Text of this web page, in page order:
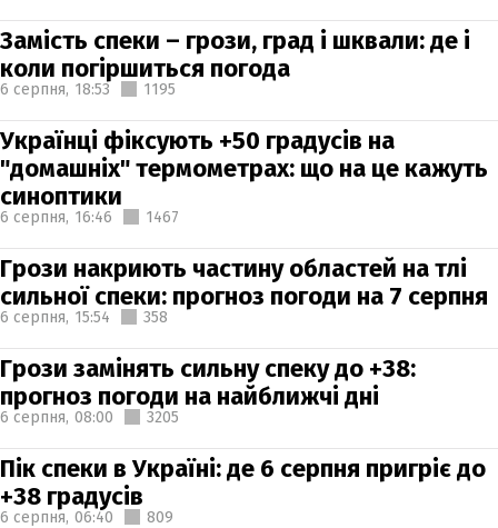
Замість спеки – грози, град і шквали: де і
коли погіршиться погода
6 серпня, 18:53 1195
Українці фіксують +50 градусів на
"домашніх" термометрах: що на це кажуть
синоптики
6 серпня, 16:46 1467
Грози накриють частину областей на тлі
сильної спеки: прогноз погоди на 7 серпня
6 серпня, 15:54 358
Грози замінять сильну спеку до +38:
прогноз погоди на найближчі дні
6 серпня, 08:00 3205
Пік спеки в Україні: де 6 серпня пригріє до
+38 градусів
6 серпня, 06:40 809